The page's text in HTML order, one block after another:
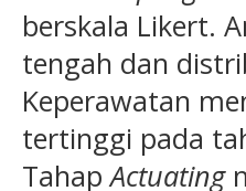
berskala Likert.
tengah dan
Keperawatan
tertinggi pada
TahapActuating